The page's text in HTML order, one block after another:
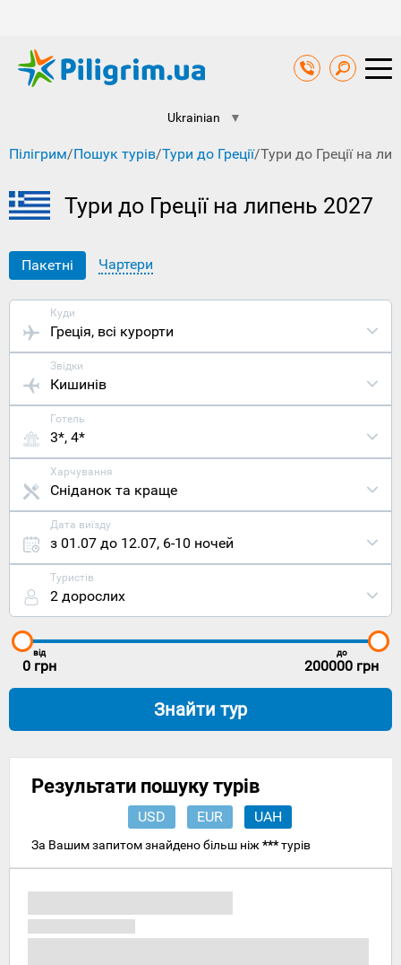
Ukrainian ▼
Пілігрим/Пошук турів/Тури до Греції/Тури до Греції на
Тури до Греції на липень 2027
Пакетні Чартери
Куди
Греція, всі курорти
Звідки
Кишинів
Готель
3*, 4*
Харчування
Сніданок та краще
Дата виїзду
з 01.07 до 12.07, 6-10 ночей
Туристів
2 дорослих
від
0 грн
до
200000 грн
Знайти тур
Результати пошуку турів
USD EUR UAH
За Вашим запитом знайдено більш ніж ***турів